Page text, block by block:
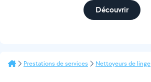
Découvrir
Prestations de services Nettoyeurs de linge